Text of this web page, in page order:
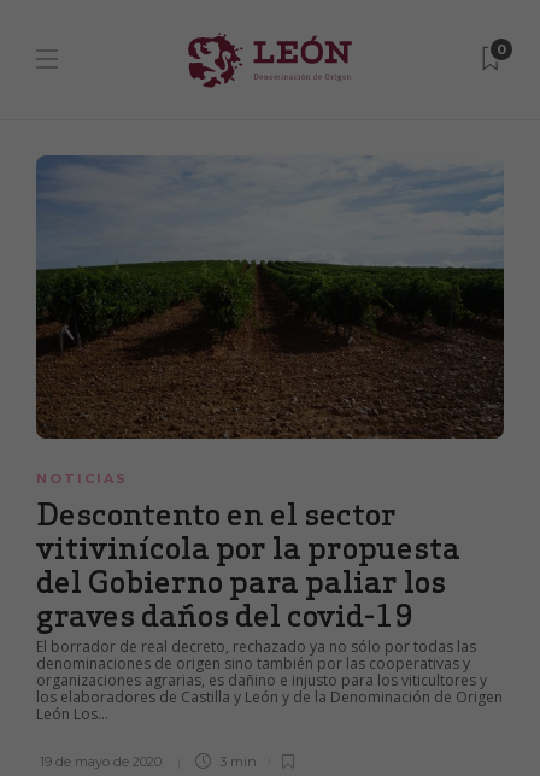
0
NOTICIAS
Descontento en el sector
vitivinícola por la propuesta
del Gobierno para paliar los
graves daños del covid-19
El borrador de real decreto, rechazado ya no sólo por todas las
denominaciones de origen sino también por las cooperativas y
organizaciones agrarias, es dañino e injusto para los viticultores y
los elaboradores de Castilla y León y de la Denominación de Origen
León Los...
19 de mayo de 2020 3 min